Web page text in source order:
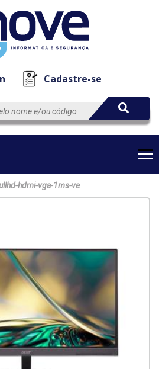
Cadastre-se
EmpresaAutomação
hdmi-vga-1ms-ve